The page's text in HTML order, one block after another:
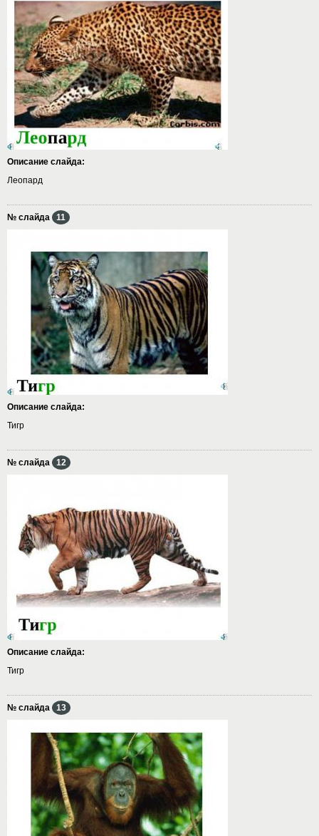
Описание слайда:
Леопард
№ слайда 11
Описание слайда:
Тигр
№ слайда 12
Описание слайда:
Тигр
№ слайда 13